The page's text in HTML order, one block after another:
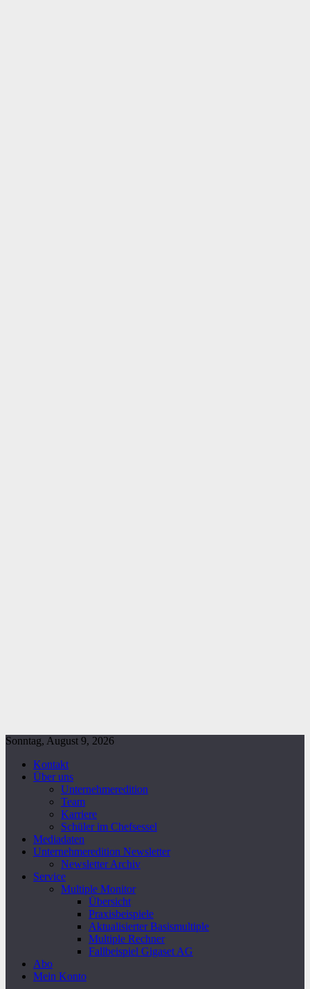
Sonntag, August 9, 2026
Kontakt
Über uns
Unternehmeredition
Team
Karriere
Schüler im Chefsessel
Mediadaten
Unternehmeredition Newsletter
Newsletter Archiv
Service
Multiple Monitor
Übersicht
Praxisbeispiele
Aktualisierter Basismultiple
Multiple Rechner
Fallbeispiel Gigaset AG
Abo
Mein Konto